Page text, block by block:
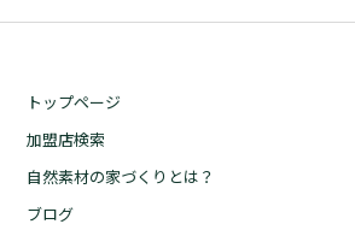
トップページ
加盟店検索
自然素材の家づくりとは？
ブログ